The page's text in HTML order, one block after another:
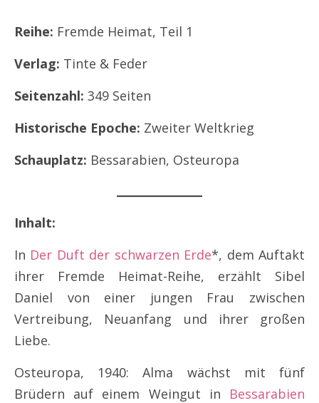
Reihe: Fremde Heimat, Teil 1
Verlag: Tinte & Feder
Seitenzahl: 349 Seiten
Historische Epoche: Zweiter Weltkrieg
Schauplatz: Bessarabien, Osteuropa
Inhalt:
In Der Duft der schwarzen Erde*, dem Auftakt
ihrer Fremde Heimat-Reihe, erzählt Sibel
Daniel von einer jungen Frau zwischen
Vertreibung, Neuanfang und ihrer großen
Liebe.
Osteuropa, 1940: Alma wächst mit fünf
Brüdern auf einem Weingut in Bessarabien